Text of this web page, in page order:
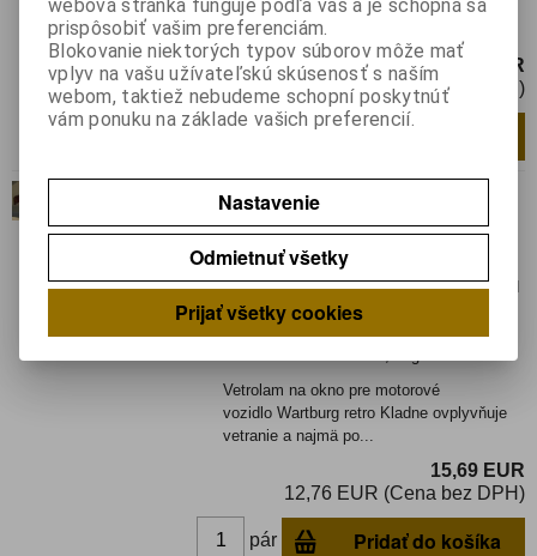
vozidlo DACIA retro Kladne ovplyvňuje
vetranie a najmä počas...
14,87 EUR
12,09 EUR (Cena bez DPH)
Vetrolam na okno Wartburg
Katalógové číslo:013102 Výrobca:
Záruka (mesiacov):
Termín dodania(prac.dni)-platí pre sklad
LIESKOVEC:skladom
Hmotnosť:0,3 kg
Vetrolam na okno pre motorové
vozidlo Wartburg retro Kladne ovplyvňuje
vetranie a najmä po...
15,69 EUR
12,76 EUR (Cena bez DPH)
pár Pridať do košíka
webová stránka funguje podľa vás a je schopná sa
prispôsobiť vašim preferenciám.
Blokovanie niektorých typov súborov môže mať
vplyv na vašu užívateľskú skúsenosť s naším
webom, taktiež nebudeme schopní poskytnúť
vám ponuku na základe vašich preferencií.
Nastavenie
Odmietnuť všetky
Prijať všetky cookies